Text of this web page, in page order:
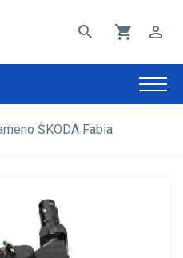
search shopping_cart perm_identity
ŠKODA Fabia